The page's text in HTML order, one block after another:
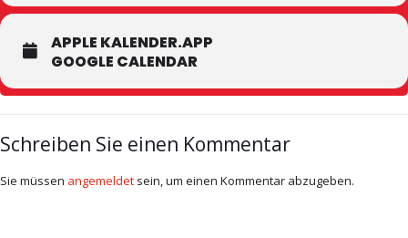
APPLE KALENDER.APP
GOOGLE CALENDAR
Schreiben Sie einen Kommentar
Sie müssen angemeldet sein, um einen Kommentar abzugeben.